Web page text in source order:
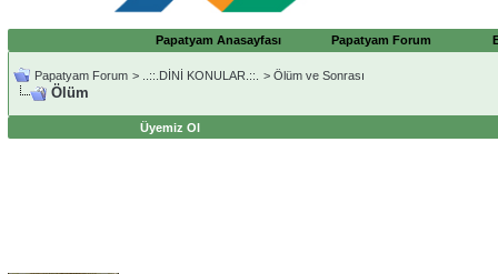
Papatyam Anasayfası Papatyam Forum
Papatyam Forum > ..::.DİNİ KONULAR.::. > Ölüm ve Sonrası
Ölüm
Üyemiz Ol